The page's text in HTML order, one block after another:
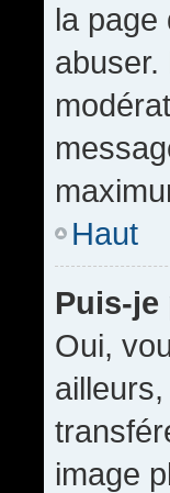
la page
abuser.
Haut
Puis-je
Oui,
image